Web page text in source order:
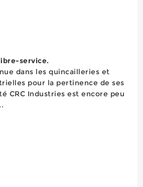
service.
dans les quincailleries et
pour la pertinence de ses
CRC Industries est encore peu